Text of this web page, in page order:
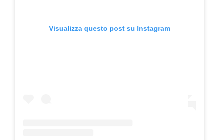
Visualizza questo post su Instagram